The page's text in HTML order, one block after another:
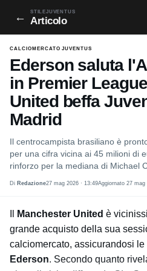
← STILEJUVENTUS
Articolo
CALCIOMERCATO JUVENTUS
Ederson saluta
in Premier
United beffa
Madrid
Il centrocampista brasiliano è
per una cifra vicina ai 45 milioni di
rinforzo per la mediana di Michael
Di Redazione27 mag 2026 · 13:49Aggiornato 27 mag
Manchester United è
grande acquisto della sua
calciomercato, assicurandosi
Ederson. Secondo quanto